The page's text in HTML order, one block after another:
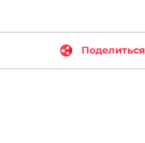
Поделиться